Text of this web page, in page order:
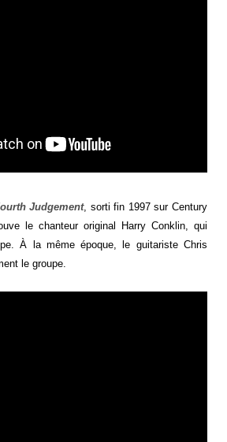
Judgement, sorti fin 1997 sur Century
le chanteur original Harry Conklin, qui
À la même époque, le guitariste Chris
le groupe.